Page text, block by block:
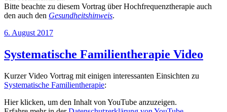
Bitte beachte zu diesem Vortrag über Hochfrequenztherapie auch
den auch den Gesundheitshinweis.
Veröffentlicht
6. August 2017
Systematische Familientherapie Video
Kurzer Video Vortrag mit einigen interessanten Einsichten zu
Systematische Familientherapie:
„Systematische
Familientherapie“
Hier klicken, um den Inhalt von YouTube anzuzeigen.